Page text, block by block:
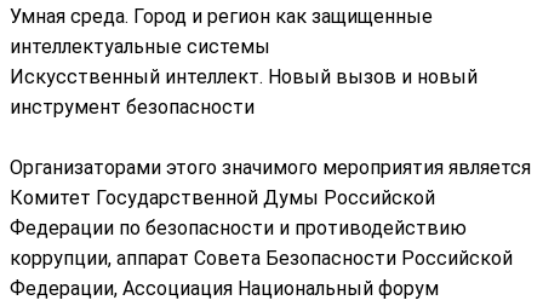
Умная среда. Город и регион как защищенные
интеллектуальные системы
Искусственный интеллект. Новый вызов и новый
инструмент безопасности
Организаторами этого значимого мероприятия является
Комитет Государственной Думы Российской
Федерации по безопасности и противодействию
коррупции, аппарат Совета Безопасности Российской
Федерации, Ассоциация Национальный форум